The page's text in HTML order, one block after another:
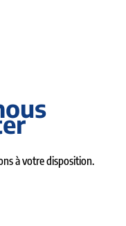
à votre disposition.